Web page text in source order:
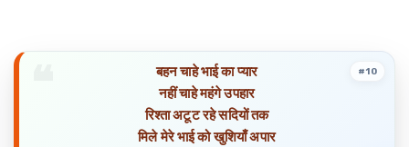
बहन चाहे भाई का प्यार
नहीं चाहे महंगे उपहार
रिश्ता अटूट रहे सदियों तक
मिले मेरे भाई को खुशियाँ अपार
#10